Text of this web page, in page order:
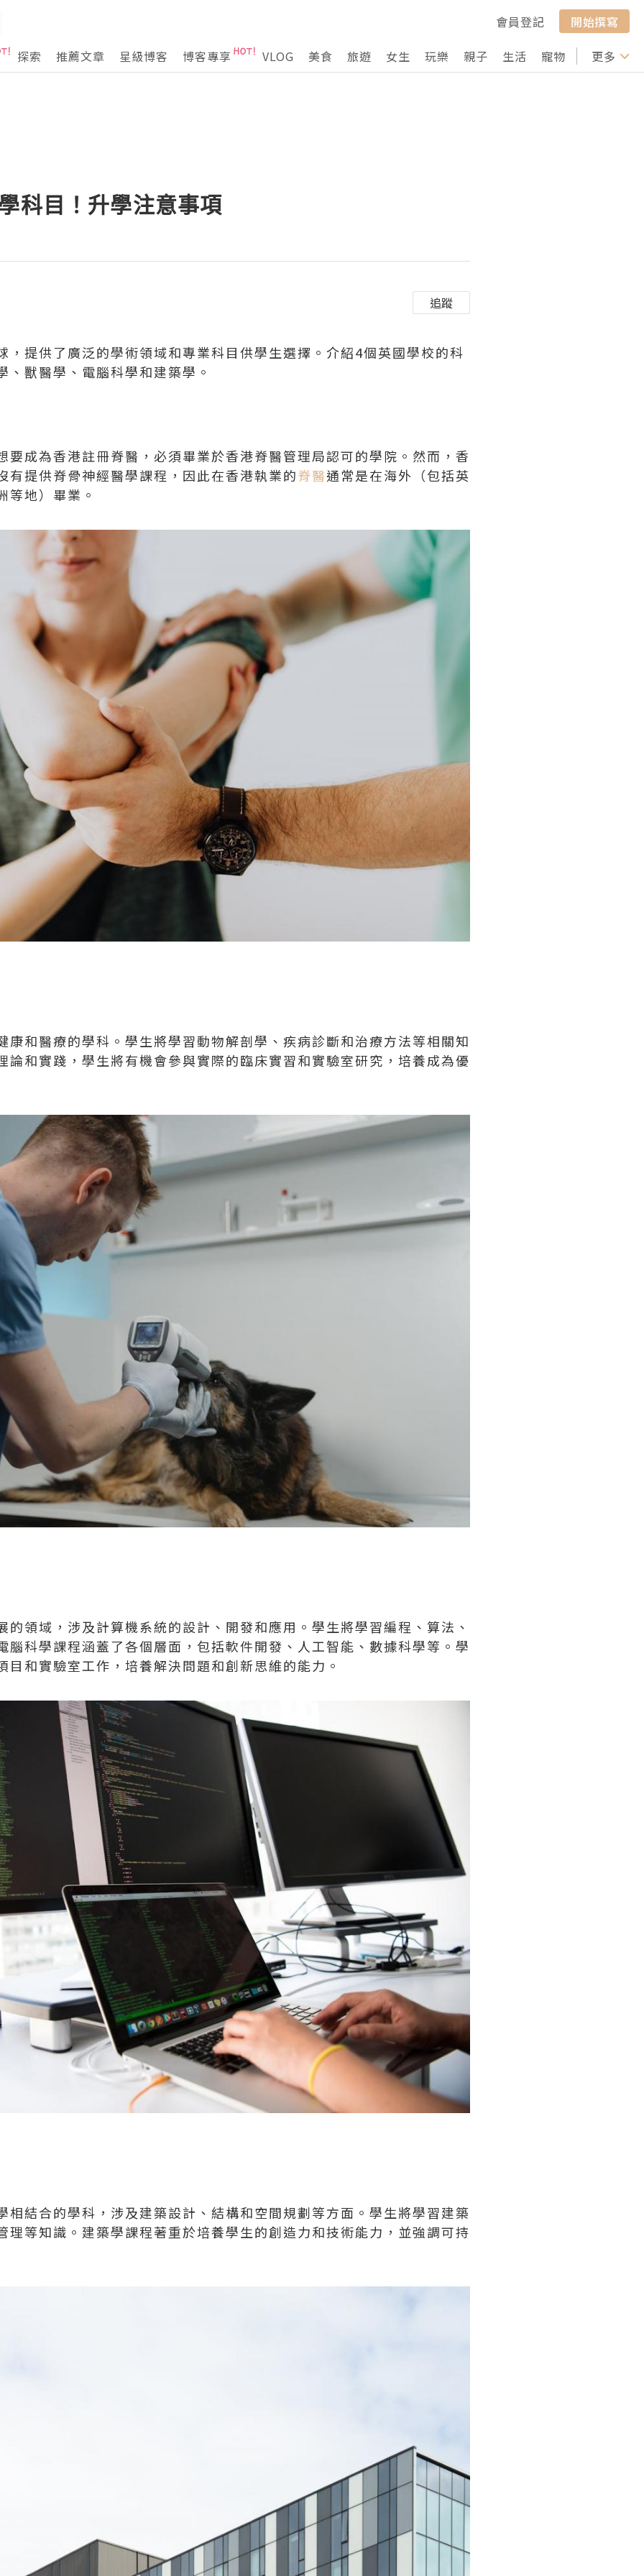
會員登記
開始撰寫
探索
推薦文章 星級博客 博客專享 VLOG 美食 旅遊 女生 玩樂 親子 生活 寵物 行山 打卡
更多
科目！升學注意事項
追蹤
，提供了廣泛的學術領域和專業科目供學生選擇。介紹4個英國學校的科
、獸醫學、電腦科學和建築學。
要成為香港註冊脊醫，必須畢業於香港脊醫管理局認可的學院。然而，香
有提供脊骨神經醫學課程，因此在香港執業的脊醫通常是在海外（包括英
等地）畢業。
康和醫療的學科。學生將學習動物解剖學、疾病診斷和治療方法等相關知
論和實踐，學生將有機會參與實際的臨床實習和實驗室研究，培養成為優
的領域，涉及計算機系統的設計、開發和應用。學生將學習編程、算法、
腦科學課程涵蓋了各個層面，包括軟件開發、人工智能、數據科學等。學
目和實驗室工作，培養解決問題和創新思維的能力。
相結合的學科，涉及建築設計、結構和空間規劃等方面。學生將學習建築
理等知識。建築學課程著重於培養學生的創造力和技術能力，並強調可持